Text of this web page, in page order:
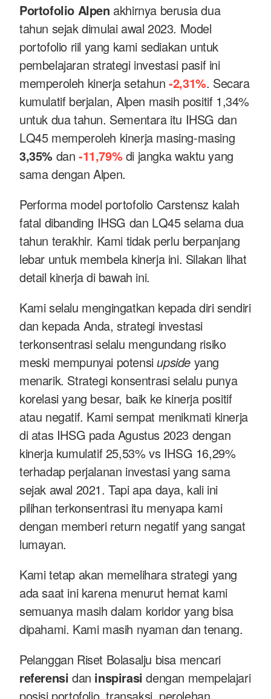
Portofolio Alpen akhirnya berusia dua
tahun sejak dimulai awal 2023. Model
portofolio riil yang kami sediakan untuk
pembelajaran strategi investasi pasif ini
memperoleh kinerja setahun-2,31%. Secara
kumulatif berjalan, Alpen masih positif 1,34%
untuk dua tahun. Sementara itu IHSG dan
LQ45 memperoleh kinerja masing-masing
3,35% dan -11,79%di jangka waktu yang
sama dengan Alpen.
Performa model portofolio Carstensz kalah
fatal dibanding IHSG dan LQ45 selama dua
tahun terakhir. Kami tidak perlu berpanjang
lebar untuk membela kinerja ini. Silakan lihat
detail kinerja di bawah ini.
Kami selalu mengingatkan kepada diri sendiri
dan kepada Anda, strategi investasi
terkonsentrasi selalu mengundang risiko
meski mempunyai potensiupside yang
menarik. Strategi konsentrasi selalu punya
korelasi yang besar, baik ke kinerja positif
atau negatif. Kami sempat menikmati kinerja
di atas IHSG pada Agustus 2023 dengan
kinerja kumulatif 25,53% vs IHSG 16,29%
terhadap perjalanan investasi yang sama
sejak awal 2021. Tapi apa daya, kali ini
pilihan terkonsentrasi itu menyapa kami
dengan memberi return negatif yang sangat
lumayan.
Kami tetap akan memelihara strategi yang
ada saat ini karena menurut hemat kami
semuanya masih dalam koridor yang bisa
dipahami. Kami masih nyaman dan tenang.
Pelanggan Riset Bolasalju bisa mencari
referensi dan inspirasi dengan mempelajari